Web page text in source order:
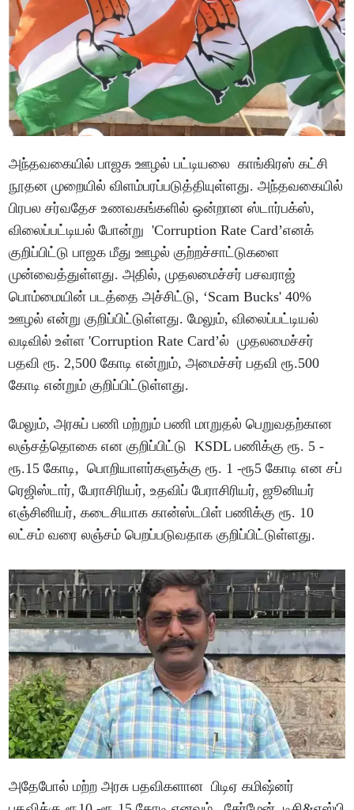
அந்தவகையில் பாஜக ஊழல் பட்டியலை காங்கிரஸ் கட்சி
நூதன முறையில் விளம்பரப்படுத்தியுள்ளது. அந்தவகையில்
பிரபல சர்வதேச உணவகங்களில் ஒன்றான ஸ்டார்பக்ஸ்,
விலைப்பட்டியல் போன்று 'Corruption Rate Card’எனக்
குறிப்பிட்டு பாஜக மீது ஊழல் குற்றச்சாட்டுகளை
முன்வைத்துள்ளது. அதில், முதலமைச்சர் பசவராஜ்
பொம்மையின் படத்தை அச்சிட்டு, ‘Scam Bucks' 40%
ஊழல் என்று குறிப்பிட்டுள்ளது. மேலும், விலைப்பட்டியல்
வடிவில் உள்ள 'Corruption Rate Card’ல் முதலமைச்சர்
பதவி ரூ. 2,500 கோடி என்றும், அமைச்சர் பதவி ரூ.500
கோடி என்றும் குறிப்பிட்டுள்ளது.
மேலும், அரசுப் பணி மற்றும் பணி மாறுதல் பெறுவதற்கான
லஞ்சத்தொகை என குறிப்பிட்டு KSDL பணிக்கு ரூ. 5 -
ரூ.15 கோடி, பொறியாளர்களுக்கு ரூ. 1 -ரூ5 கோடி என சப்
ரெஜிஸ்டார், பேராசிரியர், உதவிப் பேராசிரியர், ஜூனியர்
எஞ்சினியர், கடைசியாக கான்ஸ்டபிள் பணிக்கு ரூ. 10
லட்சம் வரை லஞ்சம் பெறப்படுவதாக குறிப்பிட்டுள்ளது.
அதேபோல் மற்ற அரசு பதவிகளான பிடிஏ கமிஷ்னர்